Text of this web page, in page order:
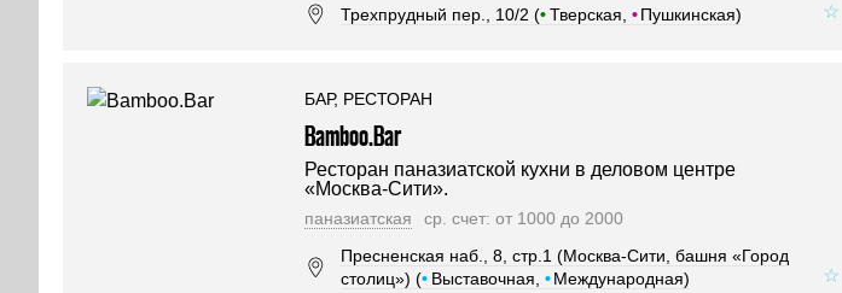
Трехпрудный пер., 10/2 (•Тверская, • Пушкинская)
БАР, РЕСТОРАН
Bamboo.Bar
Ресторан паназиатской кухни в деловом центре
«Москва-Сити».
паназиатская
ср. счет: от 1000 до 2000
Пресненская наб., 8, стр.1 (Москва-Сити, башня «Город
столиц») (• Выставочная, • Международная)